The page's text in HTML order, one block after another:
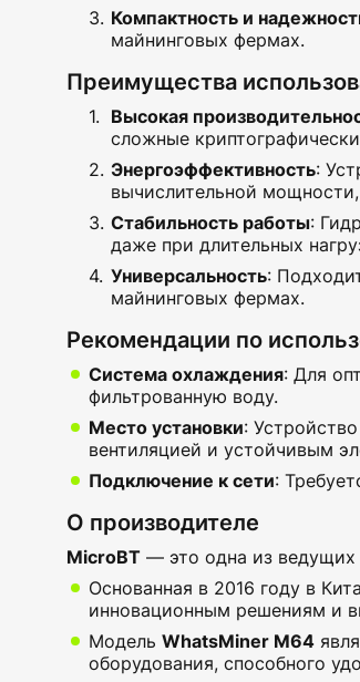
Компактность и
майнинговых фермах.
Преимущества
Высокая
сложные
Энергоэффективность:
вычислительной
Стабильность работы:
даже при длительных
Универсальность:
майнинговых фермах.
Рекомендации по
Система охлаждения: Для
фильтрованную воду.
Место установки:
вентиляцией и устойчивым
Подключение к сети:
О производителе
MicroBT — это одна из ведущих
Основанная в 2016 году в
инновационным решениям и
Модель WhatsMiner M64
оборудования, способного